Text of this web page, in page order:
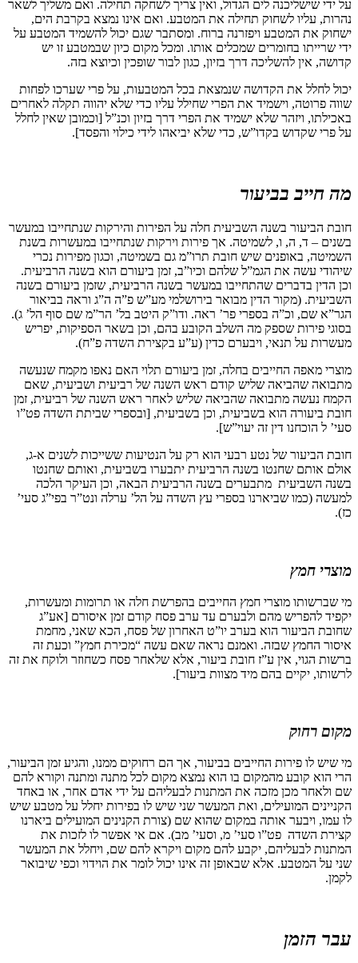
על ידי שישליכנה לים הגדול, ואין צריך לשחקה תחילה. ואם משליך לשאר
נהרות, עליו לשחוק תחילה את המטבע. ואם אינו נמצא בקרבת הים,
ישחוק את המטבע ויפזרנה ברוח. ומסתבר שגם יכול להשמיד המטבע על
ידי שרייתו בחומרים שמכלים אותו. ומכל מקום כיון שבמטבע זו יש
קדושה, אין להשליכה דרך בזיון, כגון לבור שופכין וכיוצא בזה.
יכול לחלל את הקדושה שנמצאת בכל המטבעות, על פרי שערכו לפחות
שווה פרוטה, וישמיד את הפרי שחילל עליו כדי שלא יהווה תקלה לאחרים
באכילתו, ויזהר שלא ישמיד את הפרי דרך בזיון וכנ”ל [וכמובן שאין לחלל
על פרי שקדוש בקדו”ש, כדי שלא יביאהו לידי כילוי והפסד].
מה חייב בביעור
חובת הביעור בשנה השביעית חלה על הפירות והירקות שנתחייבו במעשר
בשנים – ד, ה, ו, לשמיטה. אך פירות וירקות שנתחייבו במעשרות בשנת
השמיטה, באופנים שיש חובת תרו”מ גם בשמיטה, וכגון מפירות נכרי
שיהודי עשה את הגמ”ל שלהם וכיו”ב, זמן ביעורם הוא בשנה הרביעית.
וכן הדין בדברים שהתחייבו במעשר בשנה הרביעית, שזמן ביעורם בשנה
השביעית. (מקור הדין מבואר בירושלמי מע”ש פ”ה ה”ג וראה בביאור
הגר”א שם, וכ”ה בספרי פר’ ראה. ודו”ק היטב בל’ הר”מ שם סוף הל’ ג).
בסוגי פירות שספק מה השלב הקובע בהם, וכן בשאר הספיקות, יפריש
מעשרות על תנאי, ויבערם כדין (ע”ע בקצירת השדה פ”ח).
מוצרי מאפה החייבים בחלה, זמן ביעורם תלוי האם נאפו מקמח שנעשה
מתבואה שהביאה שליש קודם ראש השנה של רביעית ושביעית, שאם
הקמח נעשה מתבואה שהביאה שליש לאחר ראש השנה של רביעית, זמן
חובת ביעורה הוא בשביעית, וכן בשביעית, [ובספרי שביתת השדה פט”ו
סעי’ ל הוכחנו דין זה יעוי”ש].
חובת הביעור של נטע רבעי הוא רק על הנטיעות ששייכות לשנים א-ג,
אולם אותם שחנטו בשנה הרביעית יתבערו בשביעית, ואותם שחנטו
בשנה השביעית מתבערים בשנה הרביעית הבאה, וכן העיקר הלכה
למעשה (כמו שביארנו בספרי עץ השדה על הל’ ערלה ונט”ר בפי”ג סעי’
כז).
מוצרי חמץ
מי שברשותו מוצרי חמץ החייבים בהפרשת חלה או תרומות ומעשרות,
יקפיד להפריש מהם ולבערם עד ערב פסח קודם זמן איסורם [אע”ג
שחובת הביעור הוא בערב יו”ט האחרון של פסח, הכא שאני, מחמת
איסור החמץ שבזה. ואמנם נראה שאם עשה “מכירת חמץ” וכעת זה
ברשות הגוי, אין ע”ז חובת ביעור, אלא שלאחר פסח כשחוזר ולוקח את זה
לרשותו, יקיים בהם מיד מצוות ביעור].
מקום רחוק
מי שיש לו פירות החייבים בביעור, אך הם רחוקים ממנו, והגיע זמן הביעור,
הרי הוא קובע מהמקום בו הוא נמצא מקום לכל מתנה ומתנה וקורא להם
שם ולאחר מכן מזכה את המתנות לבעליהם על ידי אדם אחר, או באחד
הקניינים המועילים, ואת המעשר שני שיש לו בפירות יחלל על מטבע שיש
לו עמו, ויבער אותה במקום שהוא שם (צורת הקנינים המועילים ביארנו
קצירת השדה פט”ו סעי’ מ, וסעי’ מב). אם אי אפשר לו לזכות את
המתנות לבעליהם, יקבע להם מקום ויקרא להם שם, ויחלל את המעשר
שני על המטבע. אלא שבאופן זה אינו יכול לומר את הוידוי וכפי שיבואר
לקמן.
עבר הזמן